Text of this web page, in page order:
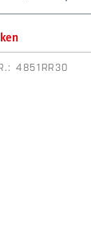
4851RR30